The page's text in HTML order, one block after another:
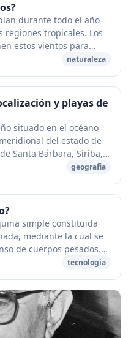
durante todo el año
regiones tropicales. Los
estos vientos para
id="at...
naturaleza
y playas de
situado en el océano
del estado de
Santa Bárbara, Siriba,
a...
geografia
simple constituida
mediante la cual se
de cuerpos pesados.
tecnologia